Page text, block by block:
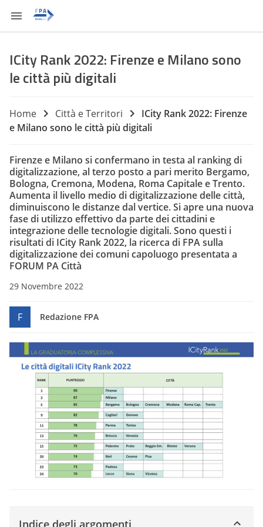
ICity Rank 2022: Firenze e Milano sono
le città più digitali
Home Città e Territori
ICity Rank 2022: Firenze
e Milano sono le città più digitali
Firenze e Milano si confermano in testa al ranking di
digitalizzazione, al terzo posto a pari merito Bergamo,
Bologna, Cremona, Modena, Roma Capitale e Trento.
Aumenta il livello medio di digitalizzazione delle città,
diminuiscono le distanze dal vertice. Si apre una nuova
fase di utilizzo effettivo da parte dei cittadini e
integrazione delle tecnologie digitali. Sono questi i
risultati di ICity Rank 2022, la ricerca di FPA sulla
digitalizzazione dei comuni capoluogo presentata a
FORUM PA Città
29 Novembre 2022
F Redazione FPA
Indice degli argomenti